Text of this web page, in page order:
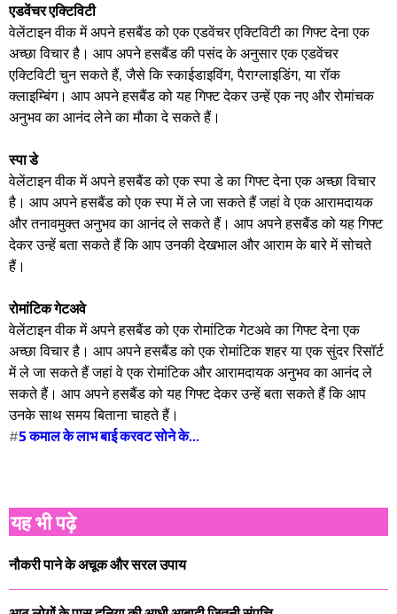
एडवेंचर एक्टिविटी
वेलेंटाइन वीक में अपने हसबैंड को एक एडवेंचर एक्टिविटी का गिफ्ट देना एक
अच्छा विचार है। आप अपने हसबैंड की पसंद के अनुसार एक एडवेंचर
एक्टिविटी चुन सकते हैं, जैसे कि स्काईडाइविंग, पैराग्लाइडिंग, या रॉक
क्लाइम्बिंग। आप अपने हसबैंड को यह गिफ्ट देकर उन्हें एक नए और रोमांचक
अनुभव का आनंद लेने का मौका दे सकते हैं।
स्पा डे
वेलेंटाइन वीक में अपने हसबैंड को एक स्पा डे का गिफ्ट देना एक अच्छा विचार
है। आप अपने हसबैंड को एक स्पा में ले जा सकते हैं जहां वे एक आरामदायक
और तनावमुक्त अनुभव का आनंद ले सकते हैं। आप अपने हसबैंड को यह गिफ्ट
देकर उन्हें बता सकते हैं कि आप उनकी देखभाल और आराम के बारे में सोचते
हैं।
रोमांटिक गेटअवे
वेलेंटाइन वीक में अपने हसबैंड को एक रोमांटिक गेटअवे का गिफ्ट देना एक
अच्छा विचार है। आप अपने हसबैंड को एक रोमांटिक शहर या एक सुंदर रिसॉर्ट
में ले जा सकते हैं जहां वे एक रोमांटिक और आरामदायक अनुभव का आनंद ले
सकते हैं। आप अपने हसबैंड को यह गिफ्ट देकर उन्हें बता सकते हैं कि आप
उनके साथ समय बिताना चाहते हैं।
#5 कमाल के लाभ बाई करवट सोने के...
यह भी पढ़े
नौकरी पाने के अचूक और सरल उपाय